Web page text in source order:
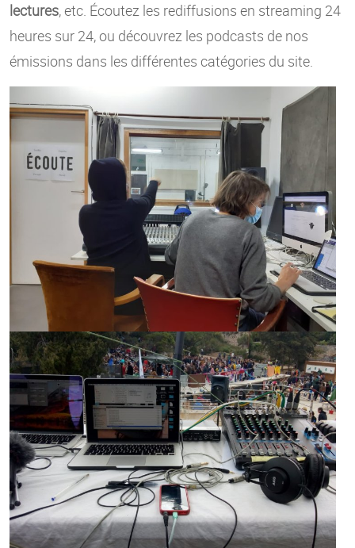
lectures, etc. Écoutez les rediffusions en streaming 24
heures sur 24, ou découvrez les podcasts de nos
émissions dans les différentes catégories du site.